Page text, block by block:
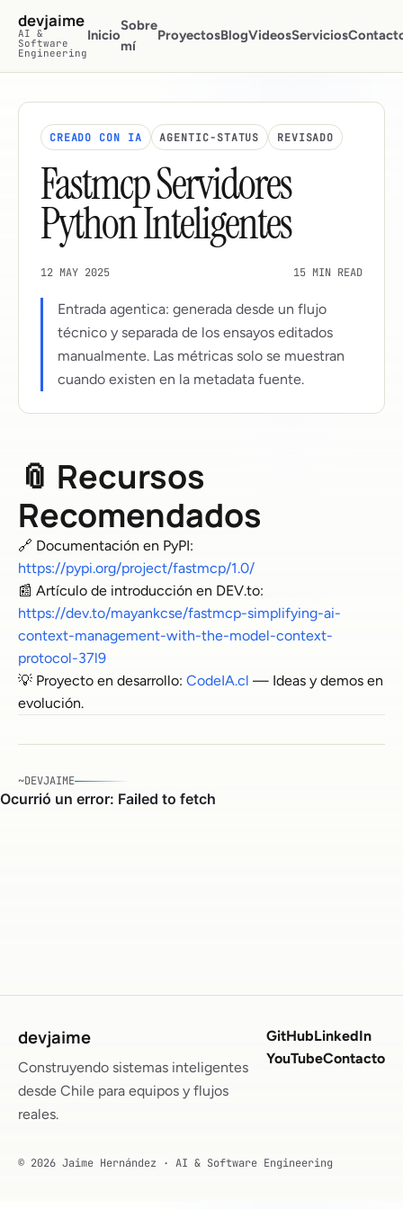
Saltar al contenido principal
devjaime
AI &
Software
Engineering
Inicio
Sobre
mí
ProyectosBlogVideosServicios
CREADO CON IA AGENTIC-STATUS REVISADO
Fastmcp Servidores
Python Inteligentes
12 MAY 2025 15 MIN READ
Entrada agentica: generada desde un flujo
técnico y separada de los ensayos editados
manualmente. Las métricas solo se muestran
cuando existen en la metadata fuente.
📎 Recursos
Recomendados
🔗 Documentación en PyPI:
https://pypi.org/project/fastmcp/1.0/
📰 Artículo de introducción en DEV.to:
https://dev.to/mayankcse/fastmcp-simplifying-ai-
context-management-with-the-model-context-
protocol-37l9
💡 Proyecto en desarrollo: CodeIA.cl — Ideas y demos en
evolución.
~DEVJAIME
devjaime
Construyendo sistemas inteligentes
desde Chile para equipos y flujos
reales.
GitHubLinkedIn
YouTubeContacto
© 2026 Jaime Hernández · AI & Software Engineering